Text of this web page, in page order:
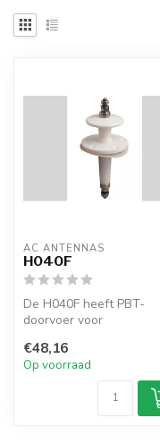
AC ANTENNAS
H040F
De H040F heeft PBT-
doorvoer voor
€48,16
Op voorraad